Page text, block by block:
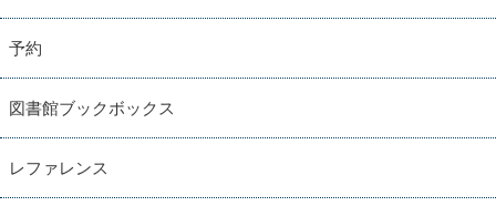
予約
図書館ブックボックス
レファレンス